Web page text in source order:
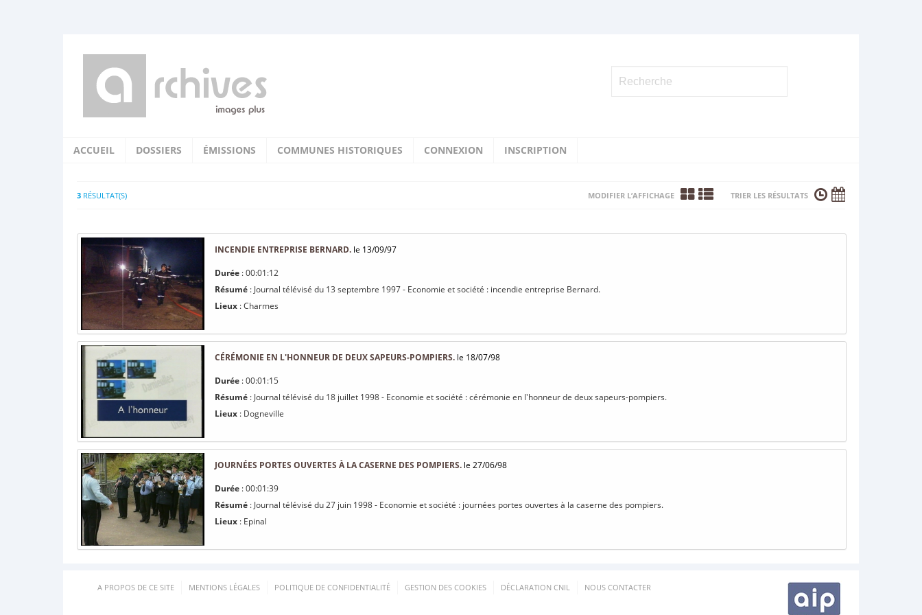
ACCUEIL DOSSIERS ÉMISSIONS COMMUNES HISTORIQUES CONNEXION INSCRIPTION
3 RÉSULTAT(S) TRIER LES RÉSULTATS
MODIFIER L’AFFICHAGE
INCENDIE ENTREPRISE BERNARD. le 13/09/97
Durée : 00:01:12
Résumé : Journal télévisé du 13 septembre 1997 - Economie et société : incendie entreprise Bernard.
Lieux : Charmes
CÉRÉMONIE EN L'HONNEUR DE DEUX SAPEURS-POMPIERS. le 18/07/98
Durée : 00:01:15
Résumé : Journal télévisé du 18 juillet 1998 - Economie et société : cérémonie en l'honneur de deux sapeurs-pompiers.
Lieux : Dogneville
JOURNÉES PORTES OUVERTES À LA CASERNE DES POMPIERS. le 27/06/98
Durée : 00:01:39
Résumé : Journal télévisé du 27 juin 1998 - Economie et société : journées portes ouvertes à la caserne des pompiers.
Lieux : Epinal
A PROPOS DE CE SITE MENTIONS LÉGALES POLITIQUE DE CONFIDENTIALITÉ GESTION DES COOKIES DÉCLARATION CNIL NOUS CONTACTER